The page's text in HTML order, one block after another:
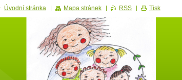
Úvodní stránka Mapa stránek RSS Tisk